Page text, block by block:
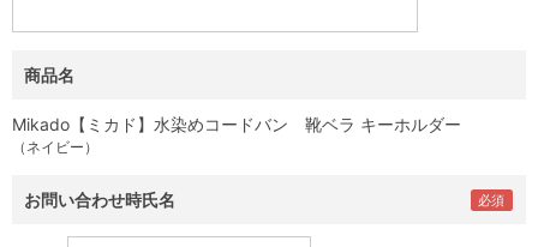
商品名
Mikado【ミカド】水染めコードバン 靴ベラ キーホルダー
（ネイビー）
お問い合わせ時氏名